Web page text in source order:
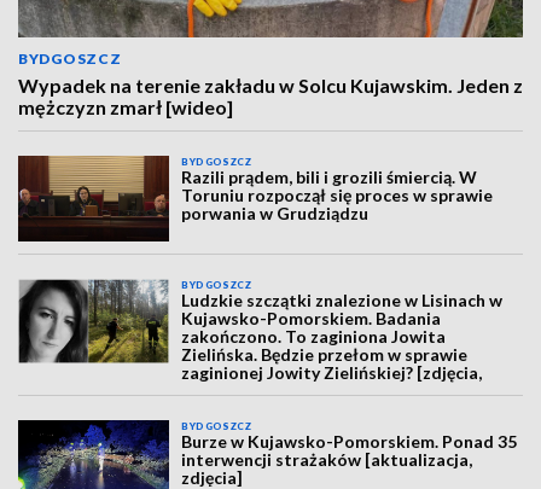
BYDGOSZCZ
Wypadek na terenie zakładu w Solcu Kujawskim. Jeden z
mężczyzn zmarł [wideo]
BYDGOSZCZ
Razili prądem, bili i grozili śmiercią. W
Toruniu rozpoczął się proces w sprawie
porwania w Grudziądzu
BYDGOSZCZ
Ludzkie szczątki znalezione w Lisinach w
Kujawsko-Pomorskiem. Badania
zakończono. To zaginiona Jowita
Zielińska. Będzie przełom w sprawie
zaginionej Jowity Zielińskiej? [zdjęcia,
wideo, aktualizacja]
BYDGOSZCZ
Burze w Kujawsko-Pomorskiem. Ponad 35
interwencji strażaków [aktualizacja,
zdjęcia]